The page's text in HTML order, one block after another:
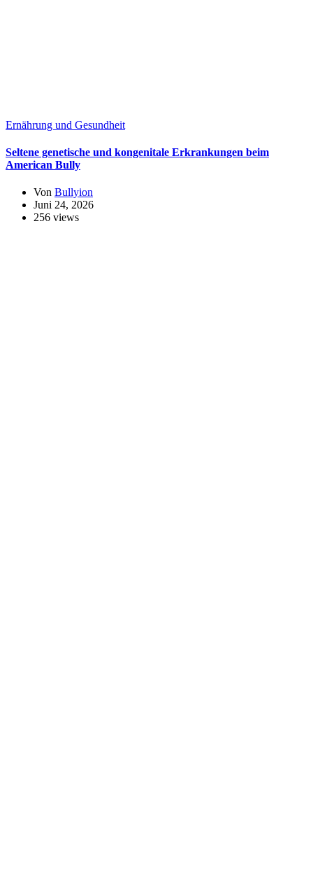
Ernährung und Gesundheit
Seltene genetische und kongenitale Erkrankungen beim
American Bully
Von Bullyion
Juni 24, 2026
256 views